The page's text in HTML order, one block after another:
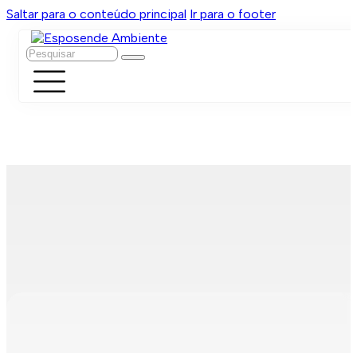
Saltar para o conteúdo principal Ir para o footer
Pesquisar